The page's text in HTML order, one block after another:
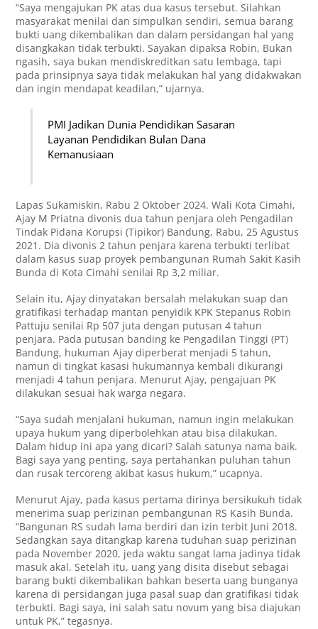
“Saya mengajukan PK atas dua kasus tersebut. Silahkan
masyarakat menilai dan simpulkan sendiri, semua barang
bukti uang dikembalikan dan dalam persidangan hal yang
disangkakan tidak terbukti. Sayakan dipaksa Robin, Bukan
ngasih, saya bukan mendiskreditkan satu lembaga, tapi
pada prinsipnya saya tidak melakukan hal yang didakwakan
dan ingin mendapat keadilan,” ujarnya.
PMI Jadikan Dunia Pendidikan Sasaran
Layanan Pendidikan Bulan Dana
Kemanusiaan
Lapas Sukamiskin, Rabu 2 Oktober 2024. Wali Kota Cimahi,
Ajay M Priatna divonis dua tahun penjara oleh Pengadil­an
Tindak Pidana Korupsi (Tipikor) Bandung, Rabu, 25 Agustus
2021. Dia divonis 2 tahun penjara karena terbukti terlibat
dalam kasus suap proyek pembangunan Rumah Sakit Kasih
Bunda di Kota Cimahi senilai Rp 3,2 miliar.
Selain itu, Ajay dinyatakan bersalah melakukan suap dan
gratifikasi terhadap mantan penyidik KPK Stepanus Robin
Pattuju senilai Rp 507 juta dengan putusan 4 tahun
penjara. Pada putusan banding ke Pengadilan Tinggi (PT)
Bandung, hukuman Ajay diperberat menjadi 5 tahun,
namun di tingkat kasasi hukumannya kembali dikurangi
menjadi 4 tahun penjara. Menurut Ajay, pengajuan PK
dilakukan sesuai hak warga negara.
“Saya sudah menjalani hukuman, namun ingin melakukan
upaya hukum yang diperbolehkan atau bisa dilakukan.
Dalam hidup ini apa yang dicari? Salah satunya nama baik.
Bagi saya yang penting, saya pertahankan puluhan tahun
dan rusak tercoreng akibat kasus hukum,” ucapnya.
Menurut Ajay, pada kasus pertama dirinya bersikukuh tidak
menerima suap perizinan pembangunan RS Kasih Bunda.
“Bangunan RS sudah lama berdiri dan izin terbit Juni 2018.
Sedangkan saya ditangkap karena tuduhan suap perizinan
pada November 2020, jeda waktu sangat lama jadinya tidak
masuk akal. Setelah itu, uang yang disita disebut sebagai
barang bukti dikembalikan bahkan beserta uang bunganya
karena di persidangan juga pasal suap dan gratifikasi tidak
terbukti. Bagi saya, ini salah satu novum yang bisa diajukan
untuk PK,” tegasnya.